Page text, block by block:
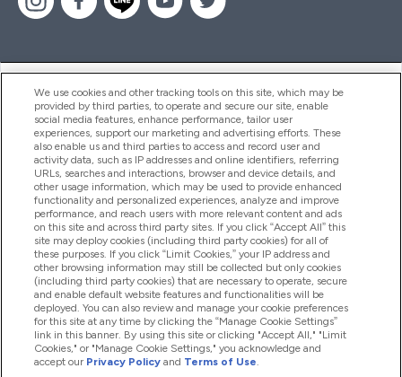
ヘルプ＆ガイド
商品について
会社概要
特典＆ポイント
2026 The Hut.com Ltd
We use cookies and other tracking tools on this site, which may be
provided by third parties, to operate and secure our site, enable
social media features, enhance performance, tailor user
experiences, support our marketing and advertising efforts. These
also enable us and third parties to access and record user and
activity data, such as IP addresses and online identifiers, referring
URLs, searches and interactions, browser and device details, and
other usage information, which may be used to provide enhanced
functionality and personalized experiences, analyze and improve
performance, and reach users with more relevant content and ads
on this site and across third party sites. If you click “Accept All” this
site may deploy cookies (including third party cookies) for all of
these purposes. If you click “Limit Cookies,” your IP address and
other browsing information may still be collected but only cookies
(including third party cookies) that are necessary to operate, secure
and enable default website features and functionalities will be
deployed. You can also review and manage your cookie preferences
for this site at any time by clicking the “Manage Cookie Settings”
link in this banner. By using this site or clicking "Accept All," "Limit
Cookies," or "Manage Cookie Settings," you acknowledge and
accept our Privacy Policy and Terms of Use.